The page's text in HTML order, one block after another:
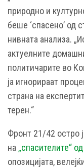
природно и
беше ‘спасено’ од
нивната анализа.
актуелните
политичарите во
ја игнорираат
страна на
терен.“
Фронт 21/42 остро
на „спасителите“
опозицијата,